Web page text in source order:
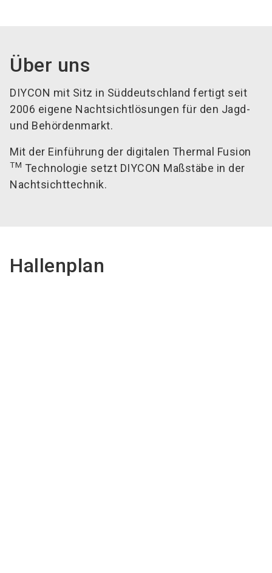
Über uns
DIYCON mit Sitz in Süddeutschland fertigt seit
2006 eigene Nachtsichtlösungen für den Jagd-
und Behördenmarkt.
Mit der Einführung der digitalen Thermal Fusion
TM Technologie setzt DIYCON Maßstäbe in der
Nachtsichttechnik.
Hallenplan